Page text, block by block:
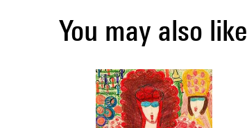
You may also like